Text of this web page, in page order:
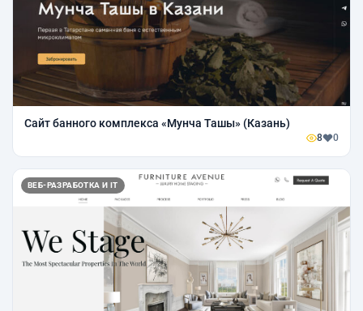
Сайт банного комплекса «Мунча Ташы» (Казань)
8 0
ВЕБ-РАЗРАБОТКА И IT